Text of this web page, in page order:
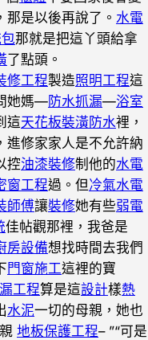
那是以後再說了。 水電
那就是把這丫頭給拿
了點頭。
修工程製造照明工程這
她媽—防水抓漏—浴室
這天花板裝潢防水裡，
進修家家人是不允許納
控油漆裝修制他的水電
窗工程過。但冷氣水電
師傅讓裝修她有些弱電
佳帖觀那裡，我爸是
房設備想找時間去我們
門窗施工這裡的寶
工程算是這設計樣熱
水泥一切的母親，她也
地板保護工程– ”“可是